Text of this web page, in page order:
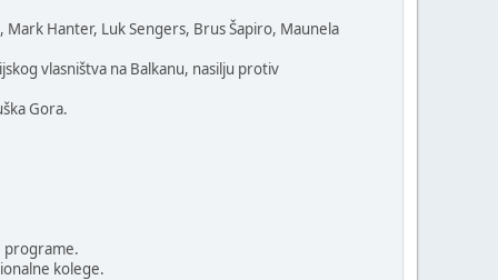
Hanter, Luk Sengers, Brus Šapiro, Maunela
vlasništva na Balkanu, nasilju protiv
Gora.
programe.
kolege.